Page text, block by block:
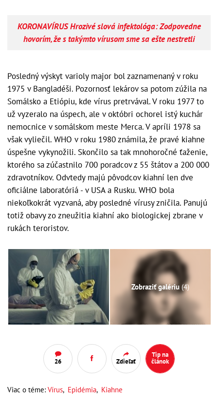
KORONAVÍRUS Hrozivé slová infektológa: Zodpovedne
hovorím, že s takýmto vírusom sme sa ešte nestretli
Posledný výskyt varioly major bol zaznamenaný v roku
1975 v Bangladéši. Pozornosť lekárov sa potom zúžila na
Somálsko a Etiópiu, kde vírus pretrvával. V roku 1977 to
už vyzeralo na úspech, ale v októbri ochorel istý kuchár
nemocnice v somálskom meste Merca. V apríli 1978 sa
však vyliečil. WHO v roku 1980 známila, že pravé kiahne
úspešne vykynožili. Skončilo sa tak mnohoročné ťaženie,
ktorého sa zúčastnilo 700 poradcov z 55 štátov a 200 000
zdravotníkov. Odvtedy majú pôvodcov kiahní len dve
oficiálne laboratóriá - v USA a Rusku. WHO bola
niekoľkokrát vyzvaná, aby posledné vírusy zničila. Panujú
totiž obavy zo zneužitia kiahní ako biologickej zbrane v
rukách teroristov.
Zobraziť galériu (4)
26 Zdieľať
Tip na
článok
Viac o téme: Vírus, Epidémia, Kiahne